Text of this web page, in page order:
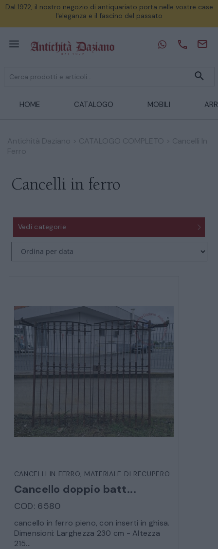
Dal 1972, il nostro negozio di antiquariato porta nelle vostre case
l'eleganza e il fascino del passato
HOME CATALOGO MOBILI
Antichità Daziano CATALOGO COMPLETO
Cancelli In
Ferro
Cancelli in ferro
Vedi categorie
CANCELLI IN FERRO, MATERIALE DI RECUPERO
Cancello doppio batt...
COD: 6580
cancello in ferro pieno, con inserti in ghisa.
Dimensioni: Larghezza 230 cm - Altezza
215...